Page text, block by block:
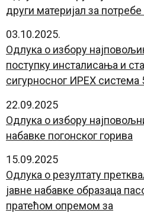
други материјал за
03.10.2025.
Одлука о избору
поступку инсталисања и
сигурносног ИРЕX система
22.09.2025
Одлука о избору
набавке погонског горива
15.09.2025
Одлука о резултату
јавне набавке образаца
пратећом опремом за